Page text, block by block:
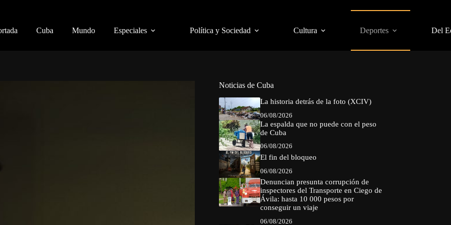
Cuba Mundo Especiales Política y Sociedad Cultura Deportes Del
Noticias de Cuba
La historia detrás de la foto (XCIV)
06/08/2026
La espalda que no puede con el peso
de Cuba
06/08/2026
El fin del bloqueo
06/08/2026
Denuncian presunta corrupción de
inspectores del Transporte en Ciego de
Ávila: hasta 10 000 pesos por
conseguir un viaje
06/08/2026